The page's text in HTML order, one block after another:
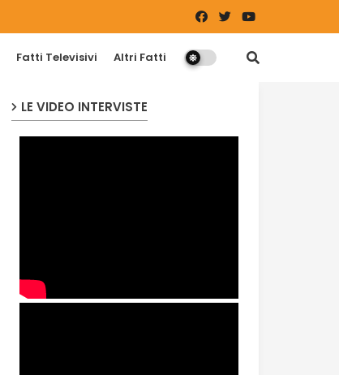
Fatti Televisivi Altri Fatti
LE VIDEO INTERVISTE